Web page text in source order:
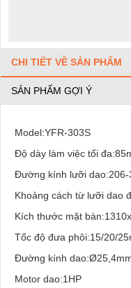
CHI TIẾT VỀ SẢN PHẨM
SẢN PHẨM GỢI Ý
Model:YFR-303S
Độ dày làm việc tối
Đường kính lưỡi dao:206-
Khoảng cách từ lưỡi dao
Kích thước mặt
Tốc độ đưa phôi:15/20/
Đường kính
Motor dao:1HP